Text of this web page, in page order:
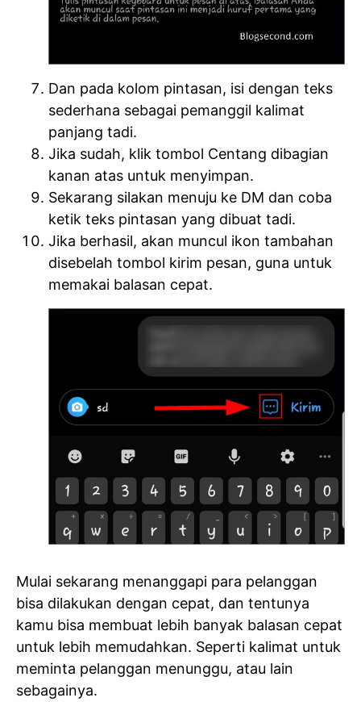
Dan pada kolom pintasan, isi dengan teks
sederhana sebagai pemanggil kalimat
panjang tadi.
Jika sudah, klik tombol Centang dibagian
kanan atas untuk menyimpan.
Sekarang silakan menuju ke DM dan coba
ketik teks pintasan yang dibuat tadi.
Jika berhasil, akan muncul ikon tambahan
disebelah tombol kirim pesan, guna untuk
memakai balasan cepat.
Mulai sekarang menanggapi para pelanggan
bisa dilakukan dengan cepat, dan tentunya
kamu bisa membuat lebih banyak balasan cepat
untuk lebih memudahkan. Seperti kalimat untuk
meminta pelanggan menunggu, atau lain
sebagainya.